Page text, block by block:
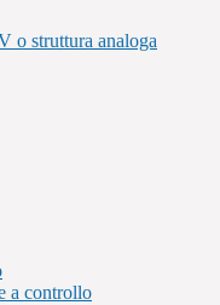
o struttura analoga
a controllo